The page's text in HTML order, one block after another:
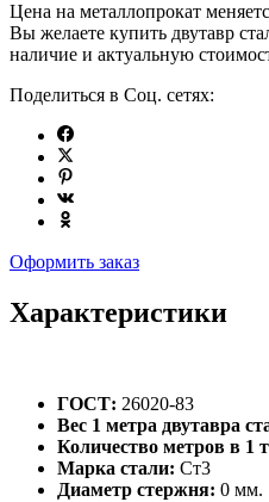
Цена на металлопрокат
Вы желаете купить двутавр
наличие и актуальную
Поделиться в Соц. сетях:
Оформить заказ
Характеристики
ГОСТ: 26020-83
Вес 1 метра двутавра
Количество метров в 1
Марка стали: Ст3
Диаметр стержня: 0 мм.